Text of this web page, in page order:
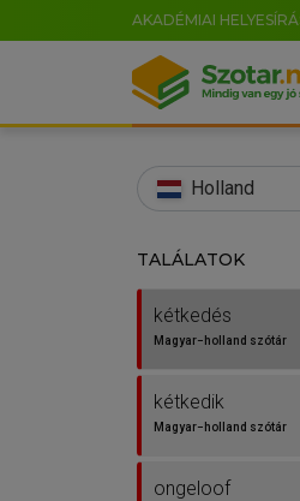
AKADÉMIAI
Holland
TALÁLATOK
kétkedés
Magyar−holland szótár
kétkedik
Magyar−holland szótár
ongeloof